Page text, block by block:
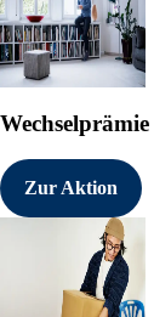
Wechselprämie
Zur Aktion